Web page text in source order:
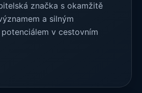
značka s okamžitě
a silným
v cestovním